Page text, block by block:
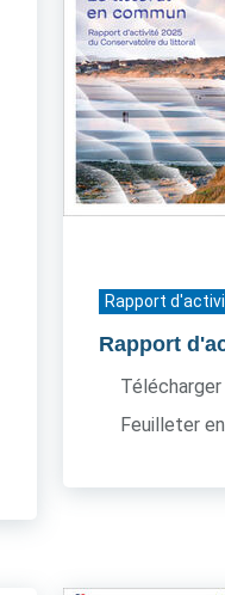
Rapport
Rapport
Feuilleter